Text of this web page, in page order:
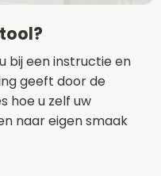
bij een instructie en
geeft door de
hoe u zelf uw
naar eigen smaak